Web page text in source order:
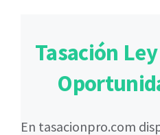
Tasación
En tasacionpro.com